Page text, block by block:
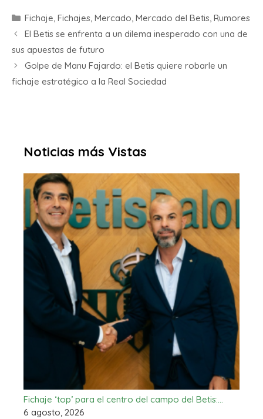
Fichaje, Fichajes, Mercado, Mercado del Betis, Rumores
El Betis se enfrenta a un dilema inesperado con una de
sus apuestas de futuro
Golpe de Manu Fajardo: el Betis quiere robarle un
fichaje estratégico a la Real Sociedad
Noticias más Vistas
Fichaje ‘top’ para el centro del campo del Betis:…
6 agosto, 2026